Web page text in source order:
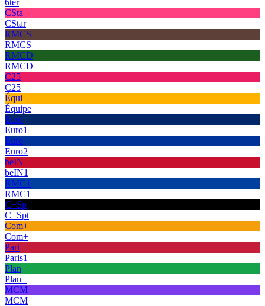
CSta
CStar
RMCS
RMCS
RMCD
RMCD
C25
C25
Équi
Équipe
Euro
Euro1
Euro
Euro2
beIN
beIN1
RMC1
RMC1
C+Sp
C+Spt
Com+
Com+
Pari
Paris1
Plan
Plan+
MCM
MCM